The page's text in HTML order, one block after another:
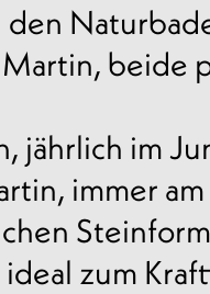
beide
jährlich im
immer am
zum